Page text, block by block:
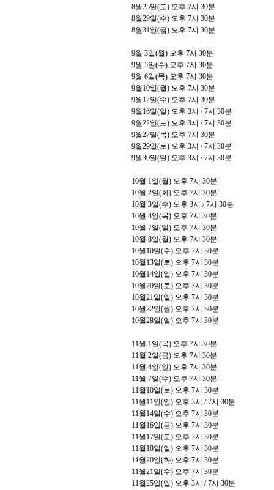
8월25일(토) 오후 7시 30분
8월29일(수) 오후 7시 30분
8월31일(금) 오후 7시 30분
9월 3일(월) 오후 7시 30분
9월 5일(수) 오후 7시 30분
9월 6일(목) 오후 7시 30분
9월 10일(월) 오후 7시 30분
9월 12일(수) 오후 7시 30분
9월 16일(일) 오후 3시 / 7시 30분
9월22일(토) 오후 3시 / 7시 30분
9월27일(목) 오후 7시 30분
9월29일(토) 오후 3시 / 7시 30분
9월30일(일) 오후 3시 / 7시 30분
10월 1일(월) 오후 7시 30분
10월 2일(화) 오후 7시 30분
10월 3일(수) 오후 3시 /7시 30분
10월 4일(목) 오후 7시 30분
10월 7일(일) 오후 7시 30분
10월 8일(월) 오후 7시 30분
10월 10일(수) 오후 7시 30분
10월 13일(토) 오후 7시 30분
10월 14일(일) 오후 7시 30분
10월20일(토) 오후 7시 30분
10월21일(일) 오후 7시 30분
10월22일(월) 오후 7시 30분
10월28일(일) 오후 7시 30분
11월 1일(목) 오후 7시 30분
11월 2일(금) 오후 7시 30분
11월 4일(일) 오후 7시 30분
11월 7일(수) 오후 7시 30분
11월 10일(토) 오후 7시 30분
11월 11일(일) 오후 3시 / 7시 30분
11월 14일(수) 오후 7시 30분
11월 16일(금) 오후 7시 30분
11월 17일(토) 오후 7시 30분
11월 18일(일) 오후 7시 30분
11월20일(화) 오후 7시 30분
11월21일(수) 오후 7시 30분
11월25일(일) 오후 3시 / 7시 30분